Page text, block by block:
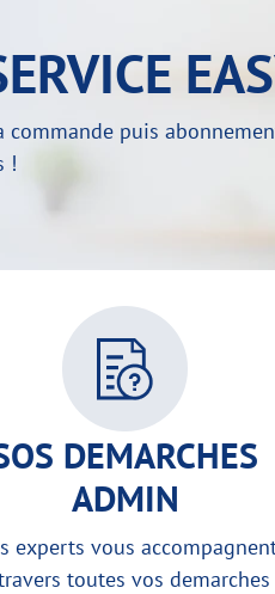
commande puis
!
DEMARCHES
ADMIN
experts vous
toutes vos demarches